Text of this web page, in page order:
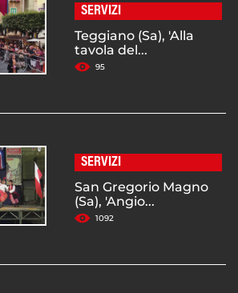
SERVIZI
Teggiano (Sa), 'Alla
tavola del...
95
SERVIZI
San Gregorio Magno
(Sa), 'Angio...
1092